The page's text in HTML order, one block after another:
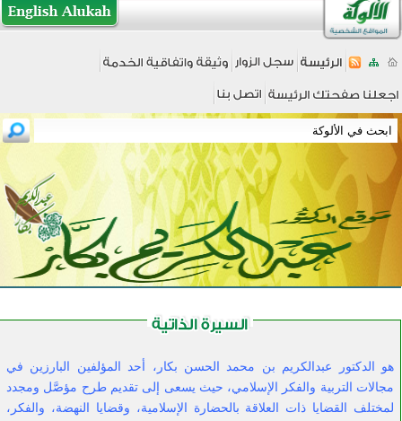
هو الدكتور عبدالكريم بن محمد الحسن بكار، أحد المؤلفين البارزين في
مجالات التربية والفكر الإسلامي، حيث يسعى إلى تقديم طرح مؤصَّل ومجدد
لمختلف القضايا ذات العلاقة بالحضارة الإسلامية، وقضايا النهضة، والفكر،